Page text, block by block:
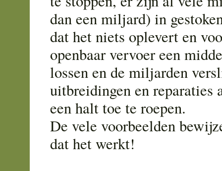
dan een miljard) in
dat het niets oplevert en
openbaar vervoer een
lossen en de miljarden
uitbreidingen en reparaties
een halt toe te roepen.
De vele voorbeelden
dat het werkt!